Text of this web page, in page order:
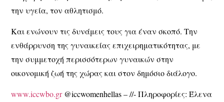
την υγεία, τον αθλητισμό.
Και ενώνουν τις δυνάμεις τους για έναν σκοπό. Την
ενθάρρυνση της γυναικείας επιχειρηματικότητας, με
την συμμετοχή περισσότερων γυναικών στην
οικονομική ζωή της χώρας και στον δημόσιο διάλογο.
www.iccwbo.gr@iccwomenhellas – //- Πληροφορίες: Έλενα